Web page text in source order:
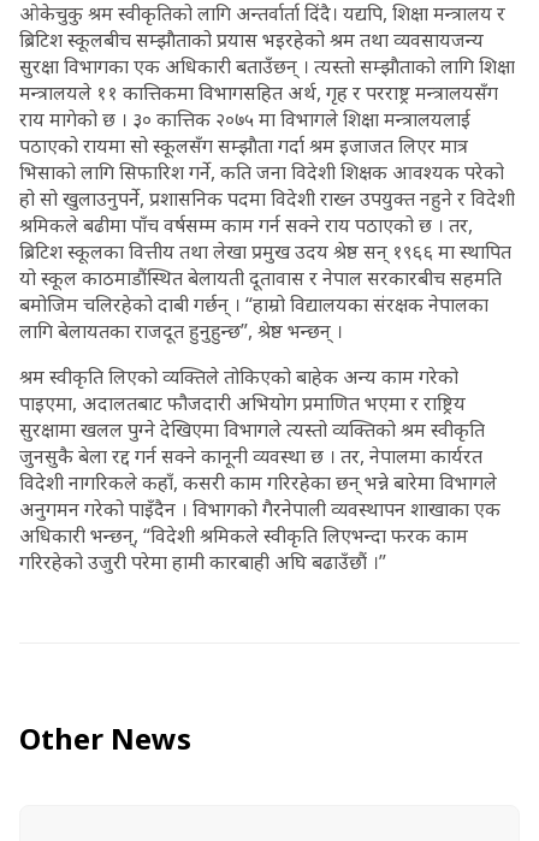
ओकेचुकु श्रम स्वीकृतिको लागि अन्तर्वार्ता दिंदै। यद्यपि, शिक्षा मन्त्रालय र
ब्रिटिश स्कूलबीच सम्झाैताको प्रयास भइरहेको श्रम तथा व्यवसायजन्य
सुरक्षा विभागका एक अधिकारी बताउँछन् । त्यस्तो सम्झाैताको लागि शिक्षा
मन्त्रालयले ११ कात्तिकमा विभागसहित अर्थ, गृह र परराष्ट्र मन्त्रालयसँग
राय मागेको छ । ३० कात्तिक २०७५ मा विभागले शिक्षा मन्त्रालयलाई
पठाएको रायमा सो स्कूलसँग सम्झाैता गर्दा श्रम इजाजत लिएर मात्र
भिसाको लागि सिफारिश गर्ने, कति जना विदेशी शिक्षक आवश्यक परेको
हो सो खुलाउनुपर्ने, प्रशासनिक पदमा विदेशी राख्न उपयुक्त नहुने र विदेशी
श्रमिकले बढीमा पाँच वर्षसम्म काम गर्न सक्ने राय पठाएको छ । तर,
ब्रिटिश स्कूलका वित्तीय तथा लेखा प्रमुख उदय श्रेष्ठ सन् १९६६ मा स्थापित
यो स्कूल काठमाडौंस्थित बेलायती दूतावास र नेपाल सरकारबीच सहमति
बमोजिम चलिरहेको दाबी गर्छन् । “हाम्रो विद्यालयका संरक्षक नेपालका
लागि बेलायतका राजदूत हुनुहुन्छ”, श्रेष्ठ भन्छन् ।
श्रम स्वीकृति लिएको व्यक्तिले तोकिएको बाहेक अन्य काम गरेको
पाइएमा, अदालतबाट फौजदारी अभियोग प्रमाणित भएमा र राष्ट्रिय
सुरक्षामा खलल पुग्ने देखिएमा विभागले त्यस्तो व्यक्तिको श्रम स्वीकृति
जुनसुकै बेला रद्द गर्न सक्ने कानूनी व्यवस्था छ । तर, नेपालमा कार्यरत
विदेशी नागरिकले कहाँ, कसरी काम गरिरहेका छन् भन्ने बारेमा विभागले
अनुगमन गरेको पाइँदैन । विभागको गैरनेपाली व्यवस्थापन शाखाका एक
अधिकारी भन्छन्, “विदेशी श्रमिकले स्वीकृति लिएभन्दा फरक काम
गरिरहेको उजुरी परेमा हामी कारबाही अघि बढाउँछौं ।”
Other News